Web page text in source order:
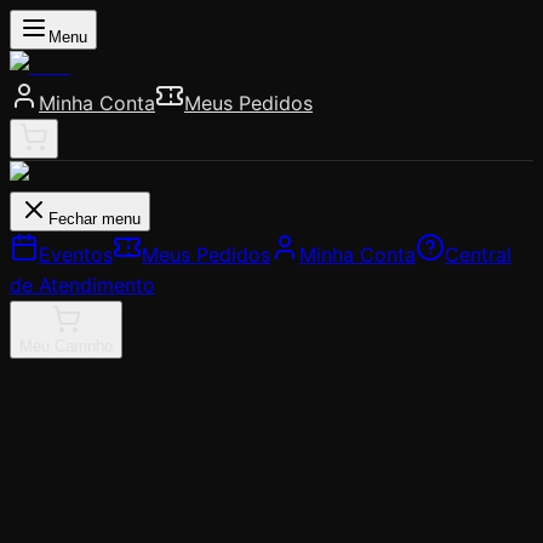
Menu
Minha Conta Meus Pedidos
Fechar menu
Eventos Meus Pedidos Minha Conta
Central
de Atendimento